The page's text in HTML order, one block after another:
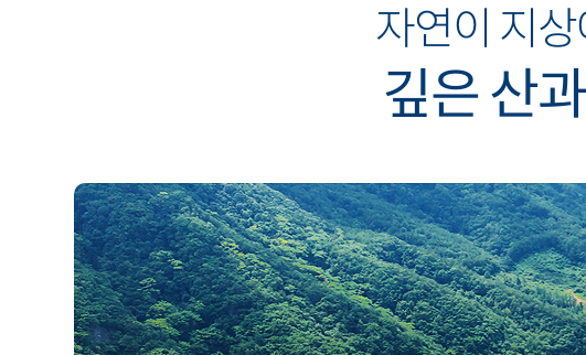
자연이 지
깊은 산